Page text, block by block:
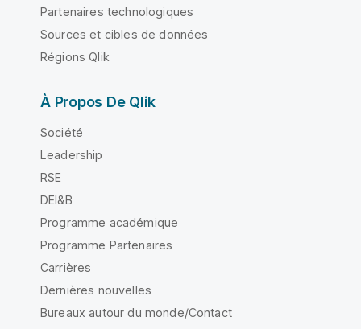
Partenaires technologiques
Sources et cibles de données
Régions Qlik
À Propos De Qlik
Société
Leadership
RSE
DEI&B
Programme académique
Programme Partenaires
Carrières
Dernières nouvelles
Bureaux autour du monde/Contact